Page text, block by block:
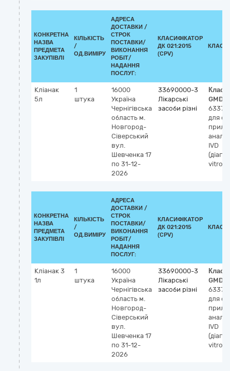
КОНКРЕТНА
НАЗВА
ПРЕДМЕТА
ЗАКУПІВЛІ
КІЛЬКІСТЬ
/
ОД.ВИМІРУ
АДРЕСА
ДОСТАВКИ /
СТРОК
ПОСТАВКИ/
ВИКОНАННЯ
РОБІТ/
НАДАННЯ
ПОСЛУГ:
КЛАСИФІКАТОР
ДК 021:2015
(CPV)
Кліанак
5л
1
штука
16000
Україна
Чернігівська
область м.
Новгород-
Сіверський
вул.
Шевченка 17
по 31-12-
2026
33690000-3
Лікарські
засоби різні
63377
для
IVD
vitro)
КОНКРЕТНА
НАЗВА
ПРЕДМЕТА
ЗАКУПІВЛІ
КІЛЬКІСТЬ
/
ОД.ВИМІРУ
АДРЕСА
ДОСТАВКИ /
СТРОК
ПОСТАВКИ/
ВИКОНАННЯ
РОБІТ/
НАДАННЯ
ПОСЛУГ:
КЛАСИФІКАТОР
ДК 021:2015
(CPV)
Кліанак 3
1л
1
штука
16000
Україна
Чернігівська
область м.
Новгород-
Сіверський
вул.
Шевченка 17
по 31-12-
2026
33690000-3
Лікарські
засоби різні
63377
для
IVD
vitro)